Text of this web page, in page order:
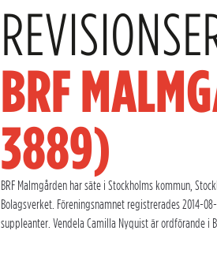
BRF
3889)
BRF Malmgården har säte i Stockholms kommun,
Bolagsverket. Föreningsnamnet registrerades 2014-
suppleanter. Vendela Camilla Nyquist är ordförande i